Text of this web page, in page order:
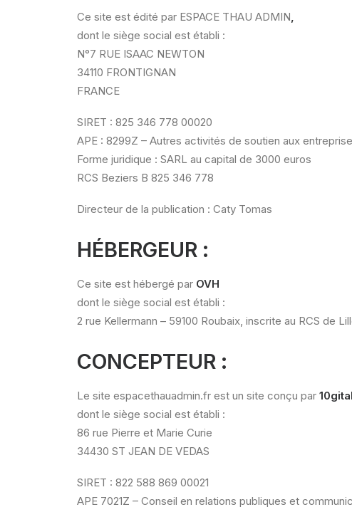
Ce site est édité par ESPACE THAU ADMIN,
dont le siège social est établi :
N°7 RUE ISAAC NEWTON
34110 FRONTIGNAN
FRANCE
SIRET : 825 346 778 00020
APE : 8299Z – Autres activités de soutien aux
Forme juridique : SARL au capital de 3000 euros
RCS Beziers B 825 346 778
Directeur de la publication : Caty Tomas
HÉBERGEUR :
Ce site est hébergé par OVH
dont le siège social est établi :
2 rue Kellermann – 59100 Roubaix, inscrite au RCS de
CONCEPTEUR :
Le site espacethauadmin.fr est un site conçu par
dont le siège social est établi :
86 rue Pierre et Marie Curie
34430 ST JEAN DE VEDAS
SIRET : 822 588 869 00021
APE 7021Z – Conseil en relations publiques et